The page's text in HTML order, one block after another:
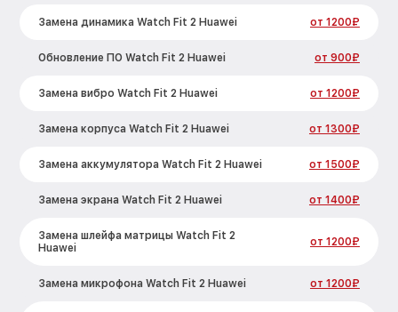
Замена динамика Watch Fit 2 Huawei от 1200₽
Обновление ПО Watch Fit 2 Huawei от 900₽
Замена вибро Watch Fit 2 Huawei от 1200₽
Замена корпуса Watch Fit 2 Huawei от 1300₽
Замена аккумулятора Watch Fit 2 Huawei от 1500₽
Замена экрана Watch Fit 2 Huawei от 1400₽
Замена шлейфа матрицы Watch Fit 2
Huawei
от 1200₽
Замена микрофона Watch Fit 2 Huawei от 1200₽